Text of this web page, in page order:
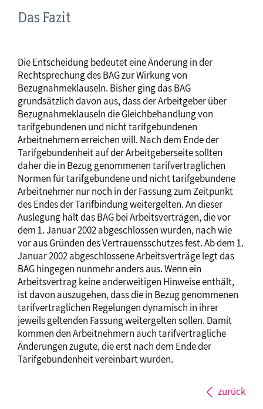
Das Fazit
Die Entscheidung bedeutet eine Änderung in der
Rechtsprechung des BAG zur Wirkung von
Bezugnahmeklauseln. Bisher ging das BAG
grundsätzlich davon aus, dass der Arbeitgeber über
Bezugnahmeklauseln die Gleichbehandlung von
tarifgebundenen und nicht tarifgebundenen
Arbeitnehmern erreichen will. Nach dem Ende der
Tarifgebundenheit auf der Arbeitgeberseite sollten
daher die in Bezug genommenen tarifvertraglichen
Normen für tarifgebundene und nicht tarifgebundene
Arbeitnehmer nur noch in der Fassung zum Zeitpunkt
des Endes der Tarifbindung weitergelten. An dieser
Auslegung hält das BAG bei Arbeitsverträgen, die vor
dem 1. Januar 2002 abgeschlossen wurden, nach wie
vor aus Gründen des Vertrauensschutzes fest. Ab dem 1.
Januar 2002 abgeschlossene Arbeitsverträge legt das
BAG hingegen nunmehr anders aus. Wenn ein
Arbeitsvertrag keine anderweitigen Hinweise enthält,
ist davon auszugehen, dass die in Bezug genommenen
tarifvertraglichen Regelungen dynamisch in ihrer
jeweils geltenden Fassung weitergelten sollen. Damit
kommen den Arbeitnehmern auch tarifvertragliche
Änderungen zugute, die erst nach dem Ende der
Tarifgebundenheit vereinbart wurden.
zurück